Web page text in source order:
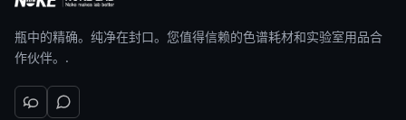
瓶中的精确。纯净在封口。您值得信赖的色谱耗材和实验室用品合
作伙伴。.